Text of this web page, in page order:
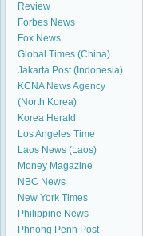
Review
Forbes News
Fox News
Global Times (China)
Jakarta Post (Indonesia)
KCNA News Agency
(North Korea)
Korea Herald
Los Angeles Time
Laos News (Laos)
Money Magazine
NBC News
New York Times
Philippine News
Phnong Penh Post